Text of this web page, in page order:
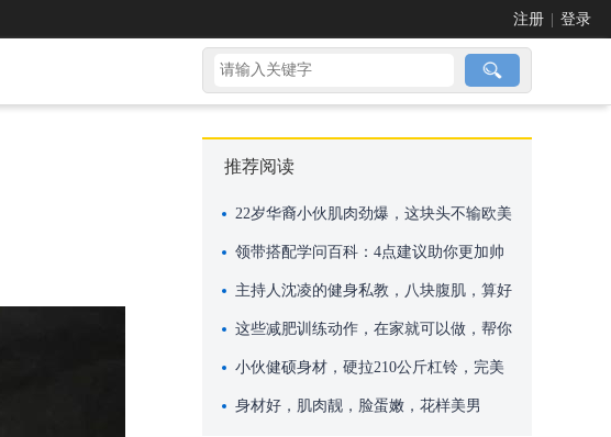
注册 登录
推荐阅读
22岁华裔小伙肌肉劲爆，这块头不输欧美
巨无霸
领带搭配学问百科：4点建议助你更加帅
气
主持人沈凌的健身私教，八块腹肌，算好
吗？
这些减肥训练动作，在家就可以做，帮你
快速减肥
小伙健硕身材，硬拉210公斤杠铃，完美
身材却依然单身！
身材好，肌肉靓，脸蛋嫩，花样美男